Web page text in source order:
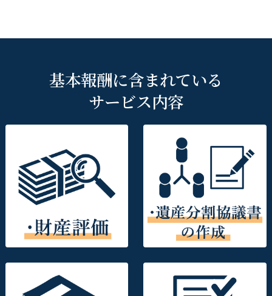
基本報酬に含まれている
サービス内容